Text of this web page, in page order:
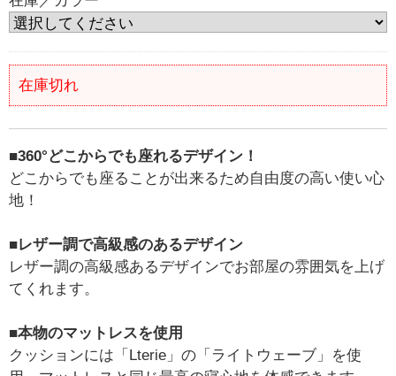
在庫切れ
■360°どこからでも座れるデザイン！
どこからでも座ることが出来るため自由度の高い使い心
地！
■レザー調で高級感のあるデザイン
レザー調の高級感あるデザインでお部屋の雰囲気を上げ
てくれます。
■本物のマットレスを使用
クッションには「Lterie」の「ライトウェーブ」を使